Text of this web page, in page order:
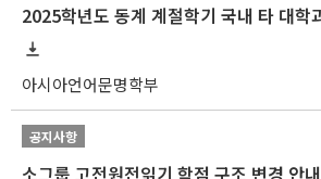
아시아언어문명학부
공지사항
소그룹 고전원전읽기 학점 구조 변경 안내